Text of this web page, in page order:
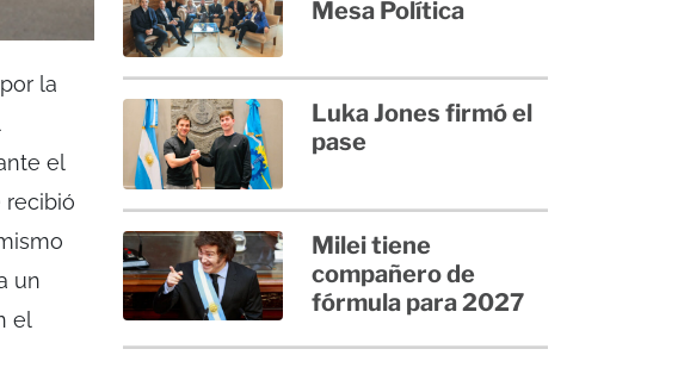
la
el
recibió
un
el
Mesa Política
Luka Jones firmó el
pase
Milei tiene
compañero de
fórmula para 2027